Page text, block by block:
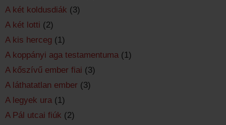
A két koldusdiák (3)
A két lotti (2)
A kis herceg (1)
A koppányi aga testamentuma (1)
A kőszívű ember fiai (3)
A láthatatlan ember (3)
A legyek ura (1)
A Pál utcai fiúk (2)